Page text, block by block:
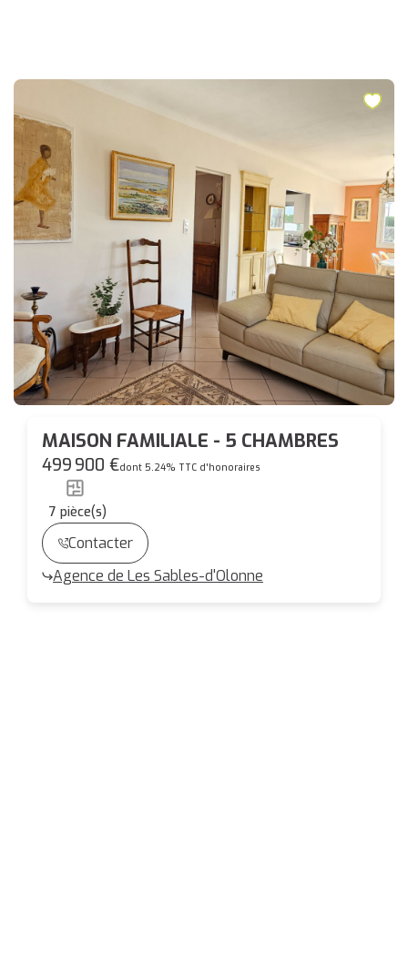
MAISON FAMILIALE - 5 CHAMBRES
499 900 €dont 5.24% TTC d'honoraires
7 pièce(s)
Contacter
Agence de Les Sables-d'Olonne